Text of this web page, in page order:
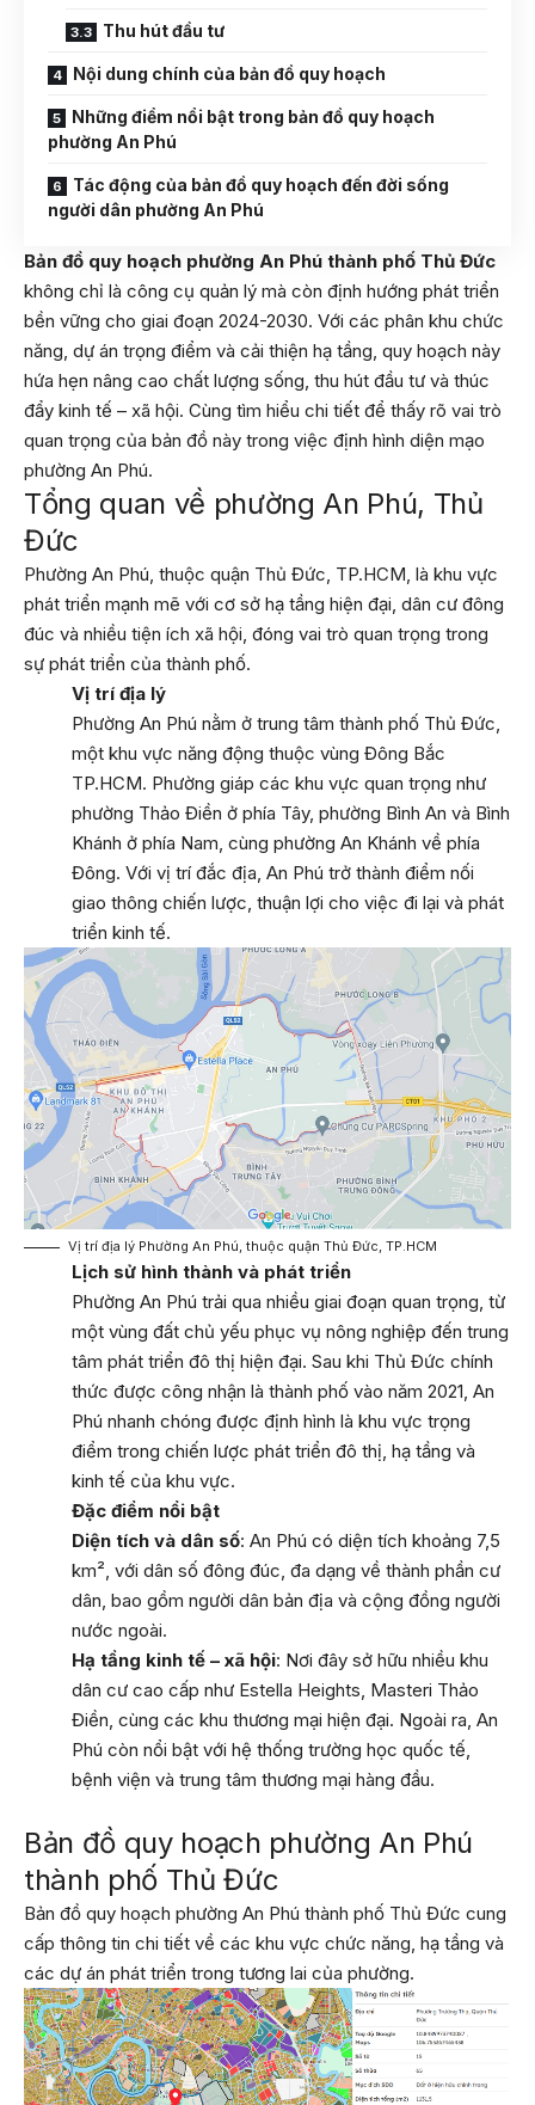
Thu hút đầu tư
Nội dung chính của bản đồ quy hoạch
Những điểm nổi bật trong bản đồ quy hoạch
phường An Phú
Tác động của bản đồ quy hoạch đến đời sống
người dân phường An Phú
Bản đồ quy hoạch phường An Phú thành phố Thủ Đức
không chỉ là công cụ quản lý mà còn định hướng phát triển
bền vững cho giai đoạn 2024-2030. Với các phân khu chức
năng, dự án trọng điểm và cải thiện hạ tầng, quy hoạch này
hứa hẹn nâng cao chất lượng sống, thu hút đầu tư và thúc
đẩy kinh tế – xã hội. Cùng tìm hiểu chi tiết để thấy rõ vai trò
quan trọng của bản đồ này trong việc định hình diện mạo
phường An Phú.
Tổng quan về phường An Phú, Thủ
Đức
Phường An Phú, thuộc quận Thủ Đức, TP.HCM, là khu vực
phát triển mạnh mẽ với cơ sở hạ tầng hiện đại, dân cư đông
đúc và nhiều tiện ích xã hội, đóng vai trò quan trọng trong
sự phát triển của thành phố.
Vị trí địa lý
Phường An Phú nằm ở trung tâm thành phố Thủ Đức,
một khu vực năng động thuộc vùng Đông Bắc
TP.HCM. Phường giáp các khu vực quan trọng như
phường Thảo Điền ở phía Tây, phường Bình An và Bình
Khánh ở phía Nam, cùng phường An Khánh về phía
Đông. Với vị trí đắc địa, An Phú trở thành điểm nối
giao thông chiến lược, thuận lợi cho việc đi lại và phát
triển kinh tế.
Vị trí địa lý Phường An Phú, thuộc quận Thủ Đức, TP.HCM
Lịch sử hình thành và phát triển
Phường An Phú trải qua nhiều giai đoạn quan trọng, từ
một vùng đất chủ yếu phục vụ nông nghiệp đến trung
tâm phát triển đô thị hiện đại. Sau khi Thủ Đức chính
thức được công nhận là thành phố vào năm 2021, An
Phú nhanh chóng được định hình là khu vực trọng
điểm trong chiến lược phát triển đô thị, hạ tầng và
kinh tế của khu vực.
Đặc điểm nổi bật
Diện tích và dân số: An Phú có diện tích khoảng 7,5
km², với dân số đông đúc, đa dạng về thành phần cư
dân, bao gồm người dân bản địa và cộng đồng người
nước ngoài.
Hạ tầng kinh tế – xã hội: Nơi đây sở hữu nhiều khu
dân cư cao cấp như Estella Heights, Masteri Thảo
Điền, cùng các khu thương mại hiện đại. Ngoài ra, An
Phú còn nổi bật với hệ thống trường học quốc tế,
bệnh viện và trung tâm thương mại hàng đầu.
Bản đồ quy hoạch phường An Phú
thành phố Thủ Đức
Bản đồ quy hoạch phường An Phú thành phố Thủ Đức cung
cấp thông tin chi tiết về các khu vực chức năng, hạ tầng và
các dự án phát triển trong tương lai của phường.